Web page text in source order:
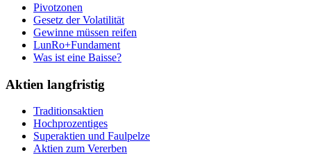
Pivotzonen
Gesetz der Volatilität
Gewinne müssen reifen
LunRo+Fundament
Was ist eine Baisse?
Aktien langfristig
Traditionsaktien
Hochprozentiges
Superaktien und Faulpelze
Aktien zum Vererben